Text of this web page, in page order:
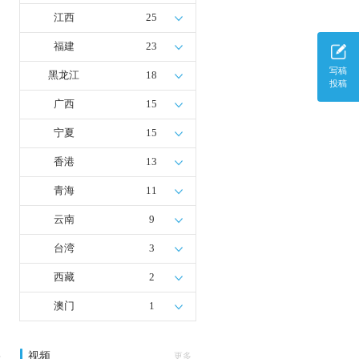
写稿
投稿
江西 25
福建 23
黑龙江 18
广西 15
宁夏 15
香港 13
青海 11
云南 9
台湾 3
西藏 2
澳门 1
视频 更多